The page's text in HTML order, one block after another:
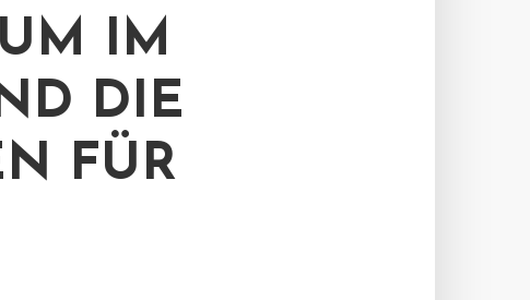
IM
DIE
FÜR